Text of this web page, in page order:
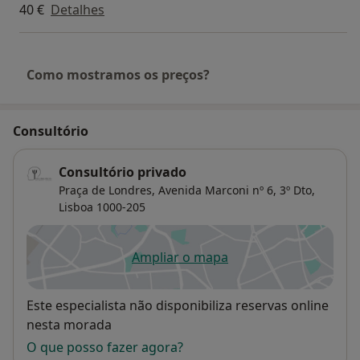
40 € Detalhes
Como mostramos os preços?
Consultório
Consultório privado
Praça de Londres, Avenida Marconi nº 6, 3º Dto,
Lisboa 1000-205
Ampliar o mapaabre num novo separador
Disponibilidade
Este especialista não disponibiliza reservas online
nesta morada
O que posso fazer agora?